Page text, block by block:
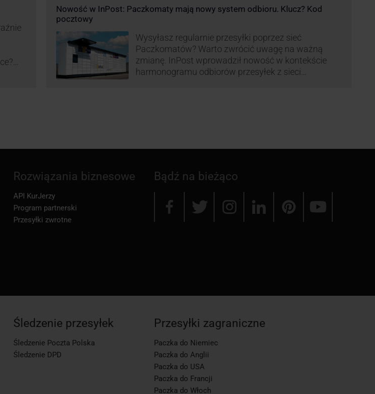
Nowość w InPost: Paczkomaty mają nowy system odbioru. Klucz? Kod
pocztowy
Wysyłasz regularnie przesyłki poprzez sieć
Paczkomatów? Warto zwrócić uwagę na ważną
zmianę. InPost wprowadził nowość w kontekście
harmonogramu odbiorów przesyłek z sieci
Bądź na bieżąco
Rozwiązania biznesowe
API KurJerzy
Program partnerski
Przesyłki zwrotne
Śledzenie przesyłek
Śledzenie Poczta Polska
Śledzenie DPD
Przesyłki zagraniczne
Paczka do Niemiec
Paczka do Anglii
Paczka do USA
Paczka do Francji
Paczka do Włoch